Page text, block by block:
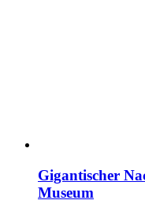
Gigantischer
Museum